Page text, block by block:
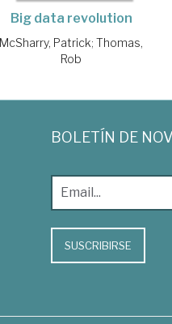
Big data revolution
McSharry, Patrick;Thomas,
Rob
BOLETÍN DE
SUSCRIBIRSE